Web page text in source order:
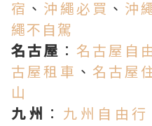
宿 、 沖繩必買 、 沖
繩不自駕
名古屋 ： 名古屋自
古屋租車 、 名古屋
山
九州 ： 九州自由行